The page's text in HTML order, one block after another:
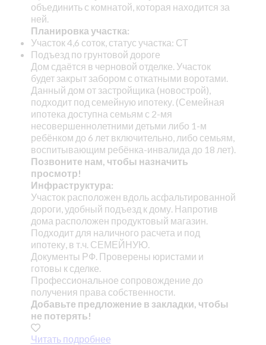
объединить с комнатой, которая находится за
ней.
Планировка участка:
Участок 4,6 соток, статус участка: СТ
Подъезд по грунтовой дороге
Дом сдаётся в черновой отделке. Участок
будет закрыт забором с откатными воротами.
Данный дом от застройщика (новострой),
подходит под семейную ипотеку. (Семейная
ипотека доступна семьям с 2-мя
несовершеннолетними детьми либо 1-м
ребёнком до 6 лет включительно, либо семьям,
воспитывающим ребёнка-инвалида до 18 лет).
Позвоните нам, чтобы назначить
просмотр!
Инфраструктура:
Участок расположен вдоль асфальтированной
дороги, удобный подъезд к дому. Напротив
дома расположен продуктовый магазин.
Подходит для наличного расчета и под
ипотеку, в т.ч. СЕМЕЙНУЮ.
Документы РФ. Проверены юристами и
готовы к сделке.
Профессиональное сопровождение до
получения права собственности.
Добавьте предложение в закладки, чтобы
не потерять!
Читать подробнее